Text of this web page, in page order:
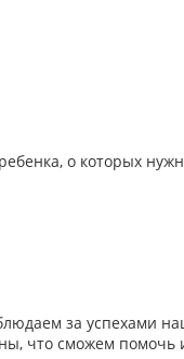
о которых
за успехами
что сможем помочь